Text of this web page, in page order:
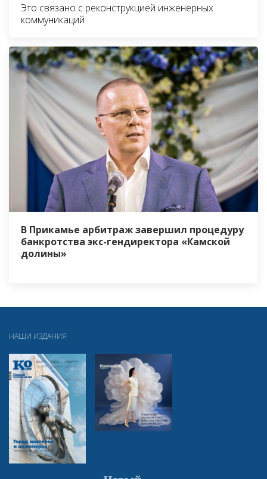
Это связано с реконструкцией инженерных
коммуникаций
В Прикамье арбитраж завершил процедуру
банкротства экс-гендиректора «Камской
долины»
НАШИ ИЗДАНИЯ